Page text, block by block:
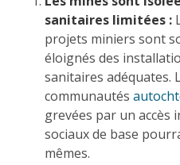
sanitaires limitées :
projets miniers sont
éloignés des
sanitaires adéquates.
communautés
grevées par un accès
sociaux de base
mêmes.